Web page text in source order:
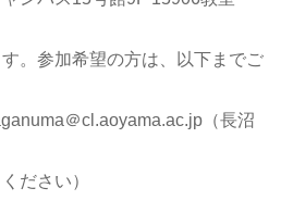
。参加希望の方は、以下までご
＠cl.aoyama.ac.jp（長沼
ださい）